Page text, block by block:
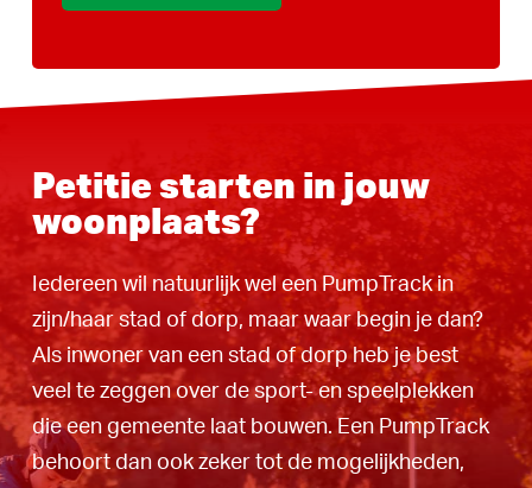
Petitie starten in jouw
woonplaats?
Iedereen wil natuurlijk wel een PumpTrack in
zijn/haar stad of dorp, maar waar begin je dan?
Als inwoner van een stad of dorp heb je best
veel te zeggen over de sport- en speelplekken
die een gemeente laat bouwen. Een PumpTrack
behoort dan ook zeker tot de mogelijkheden,